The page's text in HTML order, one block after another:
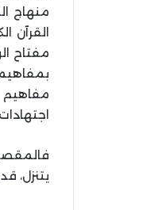
منهاج
القرآن
مفتاح
مفاهيم
يتنزل،